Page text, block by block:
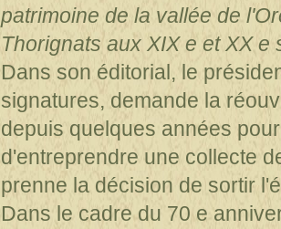
patrimoine de la vallée de
Thorignats aux XIX e et XX e
Dans son éditorial, le
signatures, demande la
depuis quelques années
d'entreprendre une collecte
prenne la décision de sortir
Dans le cadre du 70 e